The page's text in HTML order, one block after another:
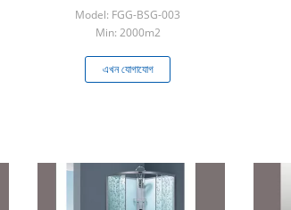
Model: FGG-BSG-003
Min: 2000m2
এখন যোগাযোগ